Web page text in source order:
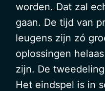
worden. Dat zal
gaan. De tijd van
leugens zijn zó
oplossingen
zijn. De
Het eindspel is in